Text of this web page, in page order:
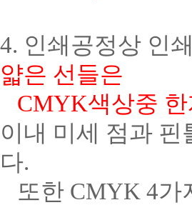
4. 인쇄공정상 인
얇은 선들은
CMYK색상중
이내 미세 점과
다.
또한 CMYK 4가